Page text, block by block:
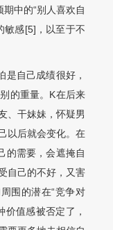
中的“别人喜欢自
敏感[5]，以至于不
是自己成绩很好，
的重量。K在后来
、干妹妹，怀疑男
以后就会变化。在
的需要，会遮掩自
自己的不好，又害
围的潜在“竞争对
值感被否定了，